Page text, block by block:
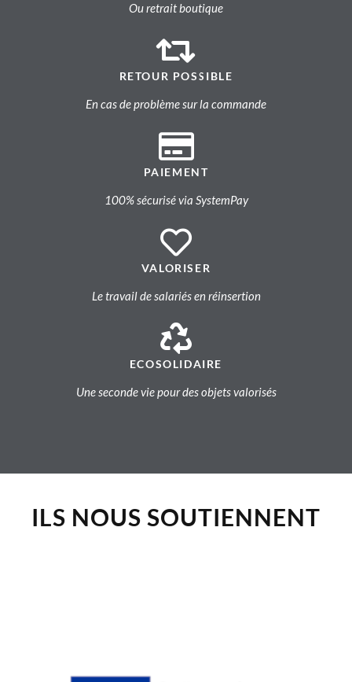
Ou retrait boutique
RETOUR POSSIBLE
En cas de problème sur la commande
PAIEMENT
100% sécurisé via SystemPay
VALORISER
Le travail de salariés en réinsertion
ECOSOLIDAIRE
Une seconde vie pour des objets valorisés
ILS NOUS SOUTIENNENT